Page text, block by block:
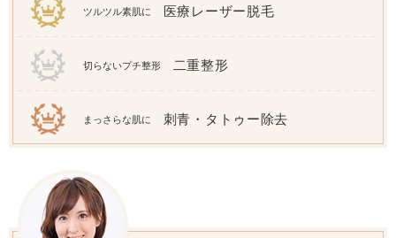
ツルツル素肌に 医療レーザー脱毛
切らないプチ整形 二重整形
まっさらな肌に 刺青・タトゥー除去